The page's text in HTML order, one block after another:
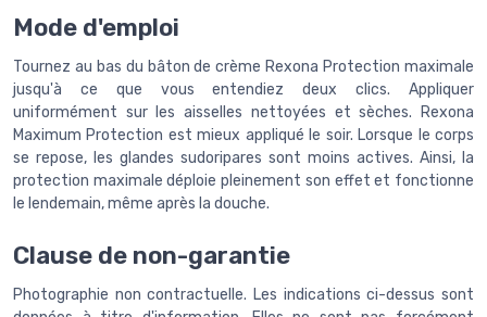
Mode d'emploi
Tournez au bas du bâton de crème Rexona Protection maximale
jusqu'à ce que vous entendiez deux clics. Appliquer
uniformément sur les aisselles nettoyées et sèches. Rexona
Maximum Protection est mieux appliqué le soir. Lorsque le corps
se repose, les glandes sudoripares sont moins actives. Ainsi, la
protection maximale déploie pleinement son effet et fonctionne
le lendemain, même après la douche.
Clause de non-garantie
Photographie non contractuelle. Les indications ci-dessus sont